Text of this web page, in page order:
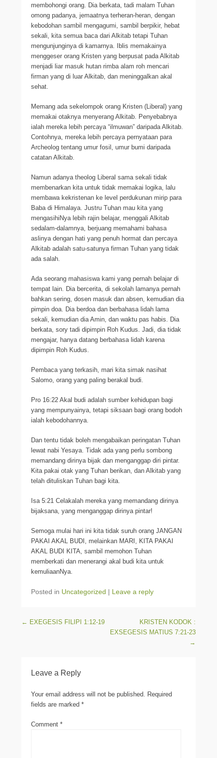
membohongi orang. Dia berkata, tadi malam Tuhan
omong padanya, jemaatnya terheran-heran, dengan
kebodohan sambil mengagumi, sambil berpikir, hebat
sekali, kita semua baca dari Alkitab tetapi Tuhan
mengunjunginya di kamarnya. Iblis memakainya
menggeser orang Kristen yang berpusat pada Alkitab
menjadi liar masuk hutan rimba alam roh mencari
firman yang di luar Alkitab, dan meninggalkan akal
sehat.
Memang ada sekelompok orang Kristen (Liberal) yang
memakai otaknya menyerang Alkitab. Penyebabnya
ialah mereka lebih percaya “ilmuwan” daripada Alkitab.
Contohnya, mereka lebih percaya pernyataan para
Archeolog tentang umur fosil, umur bumi daripada
catatan Alkitab.
Namun adanya theolog Liberal sama sekali tidak
membenarkan kita untuk tidak memakai logika, lalu
membawa kekristenan ke level perdukunan mirip para
Baba di Himalaya. Justru Tuhan mau kita yang
mengasihiNya lebih rajin belajar, menggali Alkitab
sedalam-dalamnya, berjuang memahami bahasa
aslinya dengan hati yang penuh hormat dan percaya
Alkitab adalah satu-satunya firman Tuhan yang tidak
ada salah.
Ada seorang mahasiswa kami yang pernah belajar di
tempat lain. Dia bercerita, di sekolah lamanya pernah
bahkan sering, dosen masuk dan absen, kemudian dia
pimpin doa. Dia berdoa dan berbahasa lidah lama
sekali, kemudian dia Amin, dan waktu pas habis. Dia
berkata, sory tadi dipimpin Roh Kudus. Jadi, dia tidak
mengajar, hanya datang berbahasa lidah karena
dipimpin Roh Kudus.
Pembaca yang terkasih, mari kita simak nasihat
Salomo, orang yang paling berakal budi.
Pro 16:22 Akal budi adalah sumber kehidupan bagi
yang mempunyainya, tetapi siksaan bagi orang bodoh
ialah kebodohannya.
Dan tentu tidak boleh mengabaikan peringatan Tuhan
lewat nabi Yesaya. Tidak ada yang perlu sombong
memandang dirinya bijak dan menganggap diri pintar.
Kita pakai otak yang Tuhan berikan, dan Alkitab yang
telah dituliskan Tuhan bagi kita.
Isa 5:21 Celakalah mereka yang memandang dirinya
bijaksana, yang menganggap dirinya pintar!
Semoga mulai hari ini kita tidak suruh orang JANGAN
PAKAI AKAL BUDI, melainkan MARI, KITA PAKAI
AKAL BUDI KITA, sambil memohon Tuhan
memberkati dan menerangi akal budi kita untuk
kemuliaanNya.
Posted in Uncategorized | Leave a reply
Post navigation
← EXEGESIS FILIPI 1:12-19
KRISTEN KODOK :
EXSEGESIS MATIUS 7:21-23
→
Leave a Reply
Your email address will not be published. Required
fields are marked *
Comment *